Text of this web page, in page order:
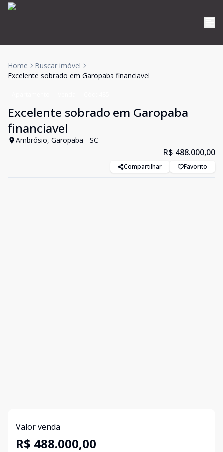
Home
Buscar imóvel
Excelente sobrado em Garopaba financiavel
Excelente sobrado em Garopaba
financiavel
Ambrósio, Garopaba - SC
R$ 488.000,00
Compartilhar Favorito
Valor venda
R$ 488.000,00